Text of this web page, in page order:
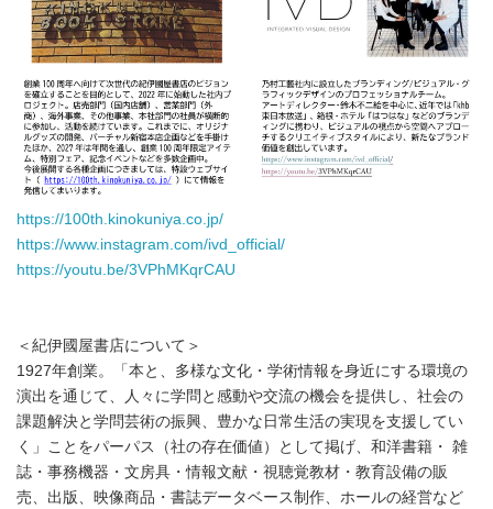
https://100th.kinokuniya.co.jp/
https://www.instagram.com/ivd_official/
https://youtu.be/3VPhMKqrCAU
＜紀伊國屋書店について＞
1927年創業。「本と、多様な文化・学術情報を身近にする環境の
演出を通じて、人々に学問と感動や交流の機会を提供し、社会の
課題解決と学問芸術の振興、豊かな日常生活の実現を支援してい
く」ことをパーパス（社の存在価値）として掲げ、和洋書籍・ 雑
誌・事務機器・文房具・情報文献・視聴覚教材・教育設備の販
売、出版、映像商品・書誌データベース制作、ホールの経営など